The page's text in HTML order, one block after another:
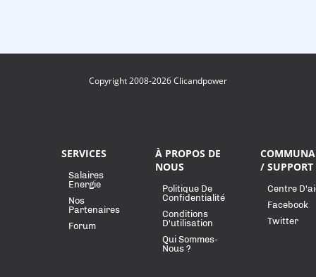
Copyright 2008-2026 Clicandpower
SERVICES
Salaires
Energie
Nos
Partenaires
Forum
À PROPOS DE
NOUS
Politique De
Confidentialité
Conditions
D'utilisation
Qui Sommes-
Nous ?
/ SUPPORT
Centre
Facebook
Twitter